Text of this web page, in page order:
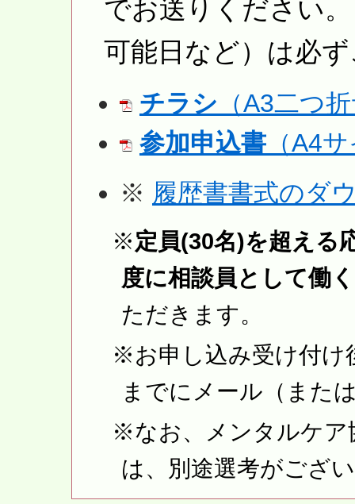
でお送りください
可能日など）は必
チラシ （A3二つ
参加申込書 （A4
※ 履歴書書式のダ
※定員(30名)を超える
度に相談員として働
ただきます。
※お申し込み受け付け
までにメール（また
※なお、メンタルケア
は、別途選考がござ